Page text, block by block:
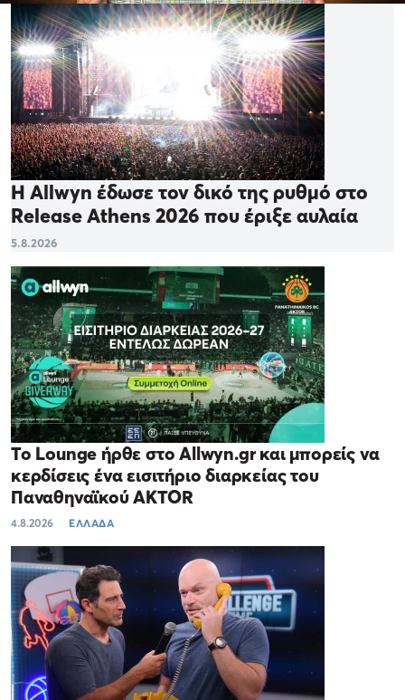
Η Allwyn έδωσε τον δικό της ρυθμό στο
Release Athens 2026 που έριξε αυλαία
5.8.2026
Το Lounge ήρθε στο Allwyn.gr και μπορείς να
κερδίσεις ένα εισιτήριο διαρκείας του
Παναθηναϊκού AKTOR
4.8.2026 ΕΛΛΑΔΑ